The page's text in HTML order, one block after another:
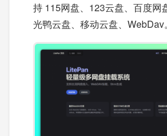
持 115网盘、123云盘、百度网
光鸭云盘、移动云盘、WebDav。